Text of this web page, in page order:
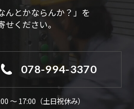
んとかならんか？」を
せください。
078-994-3370
～ 17:00（土日祝休み）